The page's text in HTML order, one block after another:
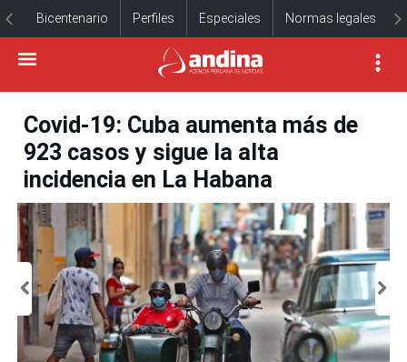
Bicentenario Perfiles Especiales Normas legales
Covid-19: Cuba aumenta más de
923 casos y sigue la alta
incidencia en La Habana